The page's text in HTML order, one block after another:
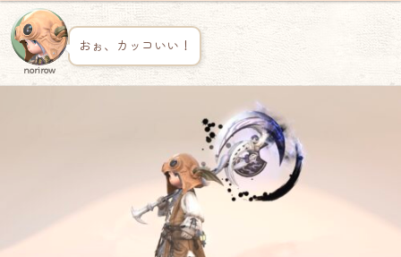
norirow
おぉ、カッコいい！